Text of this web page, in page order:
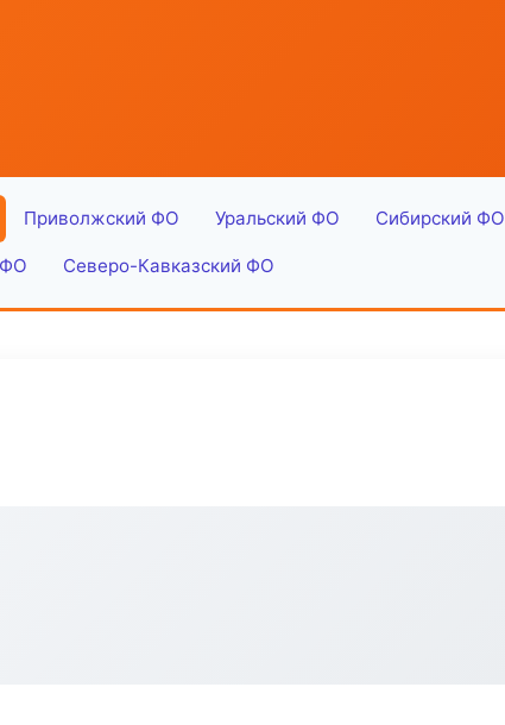
Приволжский ФО Уральский ФО Сибирский ФО
Северо-Кавказский ФО